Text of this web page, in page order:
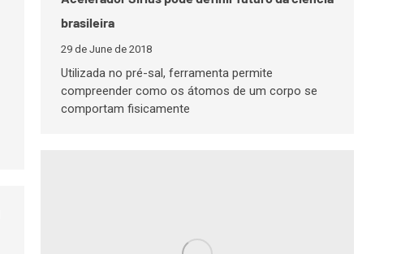
brasileira
29 de June de 2018
Utilizada no pré-sal, ferramenta permite
compreender como os átomos de um corpo se
comportam fisicamente